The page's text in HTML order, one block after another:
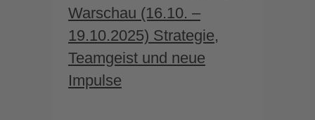
Warschau (16.10. –
19.10.2025) Strategie,
Teamgeist und neue
Impulse